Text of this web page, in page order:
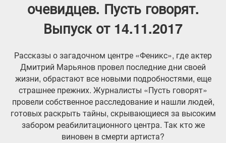
очевидцев. Пусть говорят.
Выпуск от 14.11.2017
Рассказы о загадочном центре «Феникс», где актер
Дмитрий Марьянов провел последние дни своей
жизни, обрастают все новыми подробностями, еще
страшнее прежних. Журналисты «Пусть говорят»
провели собственное расследование и нашли людей,
готовых раскрыть тайны, скрывающиеся за высоким
забором реабилитационного центра. Так кто же
виновен в смерти артиста?